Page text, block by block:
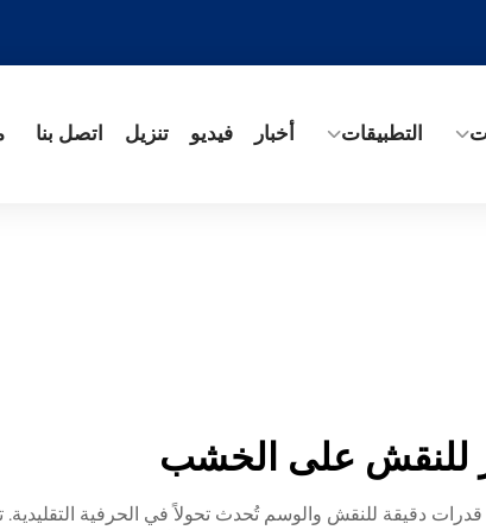
التطبيقات أخبار فيديو تنزيل اتصل بنا
للنقش على الخشب
دقيقة للنقش والوسم تُحدث تحولاً في الحرفية